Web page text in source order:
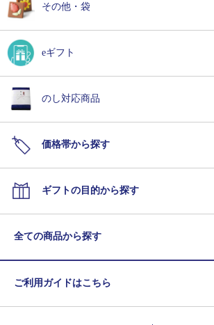
その他・袋
eギフト
のし対応商品
価格帯から探す
ギフトの目的から探す
全ての商品から探す
ご利用ガイドはこちら